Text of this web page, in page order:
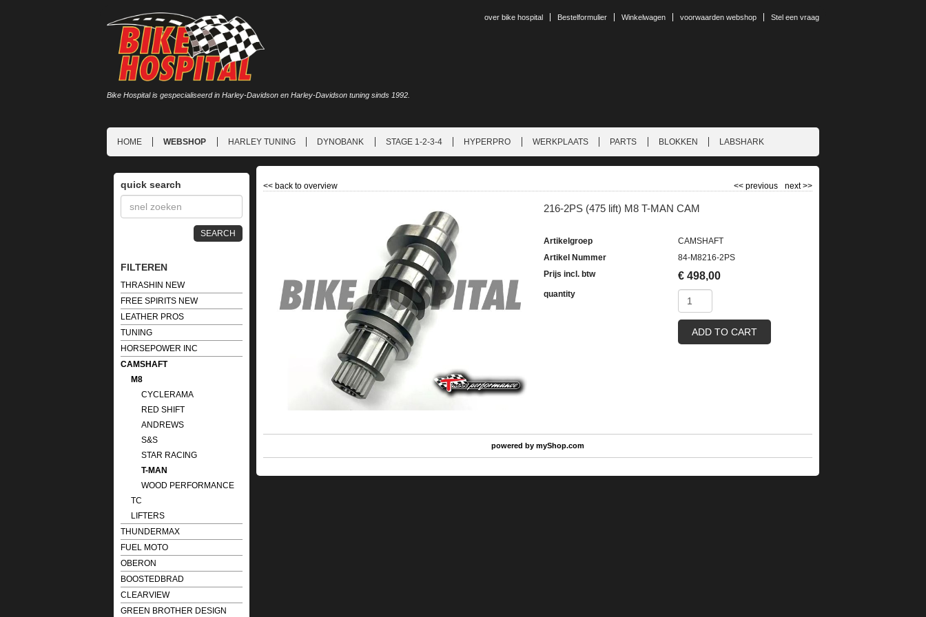
over bike hospital Bestelformulier Winkelwagen voorwaarden webshop Stel een vraag
Bike Hospital is gespecialiseerd in Harley-Davidson en Harley-Davidson tuning sinds 1992.
HOME WEBSHOP HARLEY TUNING DYNOBANK STAGE 1-2-3-4 HYPERPRO WERKPLAATS PARTS BLOKKEN LABSHARK
quick search
SEARCH
FILTEREN
THRASHIN NEW
FREE SPIRITS NEW
LEATHER PROS
TUNING
HORSEPOWER INC
CAMSHAFT
M8
CYCLERAMA
RED SHIFT
ANDREWS
S&S
STAR RACING
T-MAN
WOOD PERFORMANCE
TC
LIFTERS
THUNDERMAX
FUEL MOTO
OBERON
BOOSTEDBRAD
CLEARVIEW
GREEN BROTHER DESIGN
<< back to overview next>>
<< previous
216-2PS (475 lift) M8 T-MAN CAM
Artikelgroep
CAMSHAFT
Artikel Nummer
84-M8216-2PS
Prijs incl. btw
€ 498,00
quantity
ADD TO CART
powered bymyShop.com